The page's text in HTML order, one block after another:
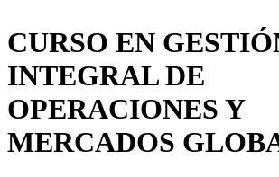
CURSO EN
INTEGRAL DE
OPERACIONES Y
MERCADOS